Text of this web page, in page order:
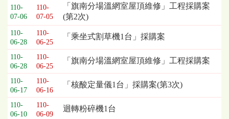
日
期、
公
告
事
項
110-
07-06
110-
07-05
「旗南分場溫網室屋頂維修」工程採購案
(第2次)
110-
06-28
110-
06-25
「乘坐式割草機1台」採購案
110-
06-28
110-
06-25
「旗南分場溫網室屋頂維修」工程採購案
110-
06-17
110-
06-16
「核酸定量儀1台」採購案(第3次)
110-
06-10
110-
06-09
迴轉粉碎機1台